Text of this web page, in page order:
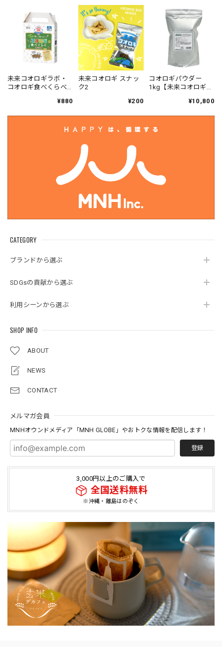
CATEGORY
ブランドから選ぶ
SDGsの貢献から選ぶ
利用シーンから選ぶ
SHOP INFO
ABOUT
NEWS
CONTACT
メルマガ会員
MNHオウンドメディア「MNH GLOBE」やおトクな情報を配信します！
登録
3,000円以上のご購入で
全国送料無料
※沖縄・離島はのぞく
未来コオロギラボ・
コオロギ食べくらべ
¥880
未来コオロギ スナッ
ク2
¥200
コオロギパウダー
1kg【未来コオロギ・
¥10,800